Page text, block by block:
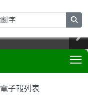
電子報列表